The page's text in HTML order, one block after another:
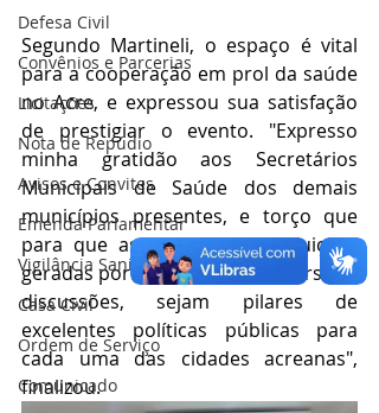
Defesa Civil
Convênios e Parcerias
Licitações
Nota de Repúdio
Avisos e Convites
Emenda Parlamentar
Vigilância Sanitária
Casa Civil
Ordem de Serviço
Comunicado
Segundo Martineli, o espaço é vital
para a cooperação em prol da saúde
no Acre, e expressou sua satisfação
de prestigiar o evento. "Expresso
minha gratidão aos Secretários
Municipais de Saúde dos demais
municípios presentes, e torço que
para que as ideias e contribuições
geradas por meio dessas conversas e
discussões, sejam pilares de
excelentes políticas públicas para
cada uma das cidades acreanas",
finalizou.